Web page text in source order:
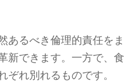
あるべき倫理的責任をま
新できます。一方で、食
れ別れるものです。